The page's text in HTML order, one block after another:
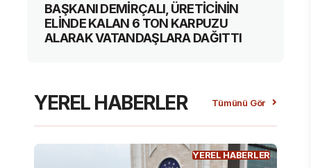
BAŞKANI DEMİRÇALI, ÜRETİCİNİN
ELİNDE KALAN 6 TON KARPUZU
ALARAK VATANDAŞLARA DAĞITTI
YEREL HABERLER Tümünü Gör
YEREL HABERLER